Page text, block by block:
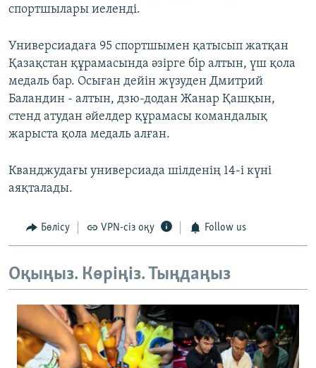
спортшылары иеленді.
Универсиадаға 95 спортшымен қатысып жатқан
Қазақстан құрамасында әзірге бір алтын, үш қола
медаль бар. Осыған дейін жүзуден Дмитрий
Баландин - алтын, дзю-додан Жанар Қашқын,
стенд атудан әйелдер құрамасы командалық
жарыста қола медаль алған.
Кванджудағы универсиада шілденің 14-і күні
аяқталады.
Бөлісу VPN-сіз оқу Follow us
Оқыңыз. Көріңіз. Тыңдаңыз